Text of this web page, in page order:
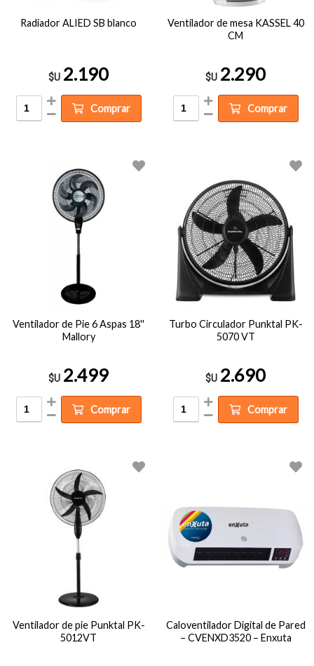
Radiador ALIED SB blanco
$U 2.190
Comprar
Ventilador de mesa KASSEL 40
CM
$U 2.290
Comprar
Ventilador de Pie 6 Aspas 18''
Mallory
$U 2.499
Comprar
Turbo Circulador Punktal PK-
5070 VT
$U 2.690
Comprar
Ventilador de pie Punktal PK-
5012VT
Caloventilador Digital de Pared
– CVENXD3520 – Enxuta